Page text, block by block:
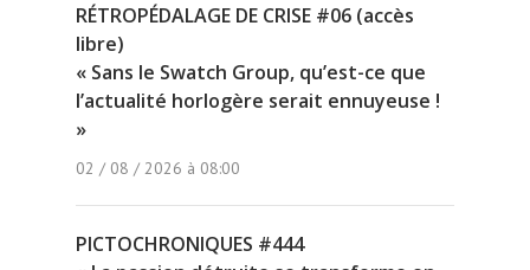
RÉTROPÉDALAGE DE CRISE #06 (accès
libre)
« Sans le Swatch Group, qu’est-ce que
l’actualité horlogère serait ennuyeuse !
»
02 / 08 / 2026 à 08:00
PICTOCHRONIQUES #444